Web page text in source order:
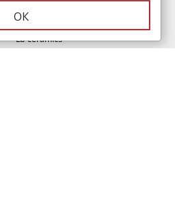
Atlas Concorde
Lb-ceramics
ОК